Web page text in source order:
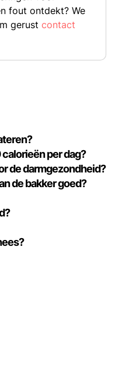
fout ontdekt? We
gerust contact
per dag?
de darmgezondheid?
de bakker goed?